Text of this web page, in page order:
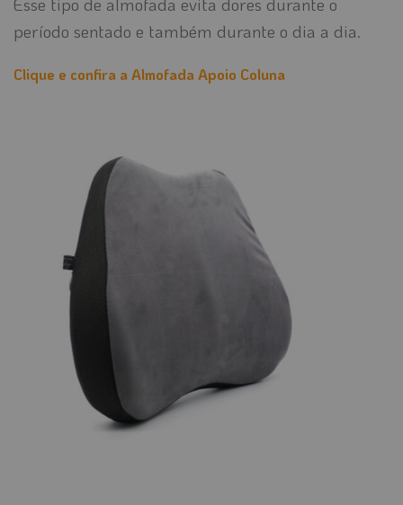
período sentado e também durante o dia a dia.
Clique e confira a Almofada Apoio Coluna